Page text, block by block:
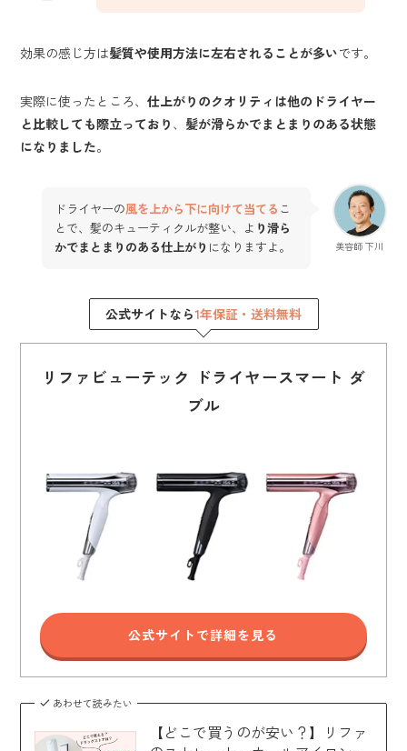
効果の感じ方は髪質や使用方法に左右されることが多いです。
実際に使ったところ、仕上がりのクオリティは他のドライヤー
と比較しても際立っており 、 髪が滑らかでまとまりのある状態
になりました。
美容師 下川
ドライヤーの風を上から下に向けて当てる こ
とで、髪のキューティクルが整い、よ り滑ら
かでまとまりのある仕上がり になりますよ。
公式サイトなら1年保証・送料無料
リファビューテック ドライヤースマート ダ
ブル
公式サイトで詳細を見る
あわせて読みたい
【どこで買うのが安い？】リファ